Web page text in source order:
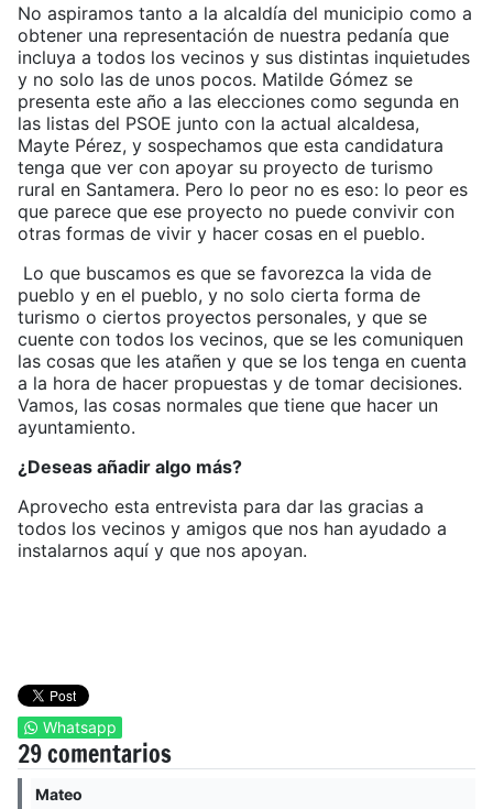
No aspiramos tanto a la alcaldía del municipio como a
obtener una representación de nuestra pedanía que
incluya a todos los vecinos y sus distintas inquietudes
y no solo las de unos pocos. Matilde Gómez se
presenta este año a las elecciones como segunda en
las listas del PSOE junto con la actual alcaldesa,
Mayte Pérez, y sospechamos que esta candidatura
tenga que ver con apoyar su proyecto de turismo
rural en Santamera. Pero lo peor no es eso: lo peor es
que parece que ese proyecto no puede convivir con
otras formas de vivir y hacer cosas en el pueblo.
Lo que buscamos es que se favorezca la vida de
pueblo y en el pueblo, y no solo cierta forma de
turismo o ciertos proyectos personales, y que se
cuente con todos los vecinos, que se les comuniquen
las cosas que les atañen y que se los tenga en cuenta
a la hora de hacer propuestas y de tomar decisiones.
Vamos, las cosas normales que tiene que hacer un
ayuntamiento.
¿Deseas añadir algo más?
Aprovecho esta entrevista para dar las gracias a
todos los vecinos y amigos que nos han ayudado a
instalarnos aquí y que nos apoyan.
Whatsapp
29 comentarios
Mateo